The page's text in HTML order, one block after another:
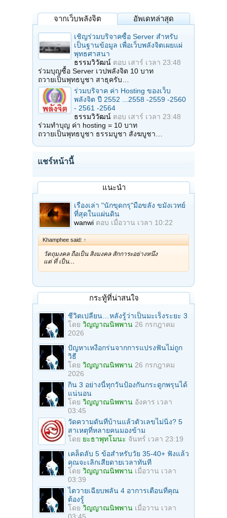
จากเว็บพลังจิต อัพเดทล่าสุด
เชิญร่วมบริจาคซื้อ Server สำหรับ
เป็นฐานข้อมูล เพื่อเว็บพลังจิตเผยแผ่
พุทธศาสนา
ธรรมวิวัฒน์ ตอบ เสาร์ เวลา 23:48
ร่วมบุญซื้อ Server เวปพลังจิต 10 บาท
ถวายเป็นพุทธบูชา สาธุครับ…
ร่วมบริจาค ค่า Hosting ของเว็บ
พลังจิต ปี 2552 ...2558 -2559 -2560
- 2561 -2564
ธรรมวิวัฒน์ ตอบ เสาร์ เวลา 23:48
ร่วมทำบุญ ค่า hosting = 10 บาท
ถวายเป็นพุทธบูชา ธรรมบูชา สังฆบูชา…
แชร์หน้านี้
แนะนำ
เรื่องเล่า "นักขุดกรุ"มือขลัง ขมังเวทย์
ที่สุดในแผ่นดิน
wanwi ตอบ เมื่อวาน เวลา 10:22
Khamphee said: ↑
วัตถุมงคล ถือเป็น สิ่งมงคล สักการะอย่างหนึ่ง
แต่ ที่ เป็น…
กระทู้ที่น่าสนใจ
ชีวิตเปลี่ยน…หลังรู้ว่าเป็นมะเร็งระยะ 3
โดย วิญญาณนิพพาน 26 กรกฎาคม
2026
ปัญหาเหงือกร่นจากการแปรงฟันไม่ถูก
วิธี
โดย วิญญาณนิพพาน 26 กรกฎาคม
2026
กิน 3 อย่างนี้ทุกวันป้องกันกระดูกพรุนได้
แน่นอน
โดย วิญญาณนิพพาน อังคาร เวลา
03:45
วัดความดันที่บ้านแล้วตัวเลขไม่นิ่ง? 5
สาเหตุที่หลายคนมองข้าม
โดย ยะธาพุทโมนะ จันทร์ เวลา 23:19
เคล็ดลับ 5 ข้อสำหรับวัย 35-40+ ฟังแล้ว
คุณจะเลิกเสียดายเวลาทันที
โดย วิญญาณนิพพาน เมื่อวาน เวลา
03:39
ไตวายเฉียบพลัน 4 อาการเตือนที่คุณ
ต้องรู้
โดย วิญญาณนิพพาน เมื่อวาน เวลา